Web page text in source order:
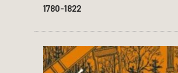
1780-1822